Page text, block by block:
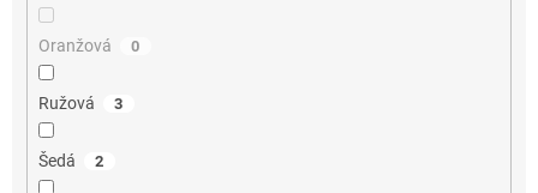
Oranžová 0
Ružová 3
Šedá 2